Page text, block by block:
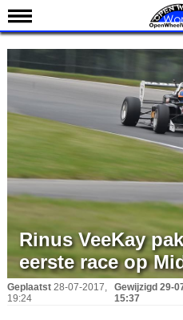
Nieuws
Kalender
Standen
Teams
IndyCar 101
Indy 500
English
Rinus VeeKay
eerste race op
Geplaatst 28-07-2017,
19:24
Gewijzigd 29-
15:37